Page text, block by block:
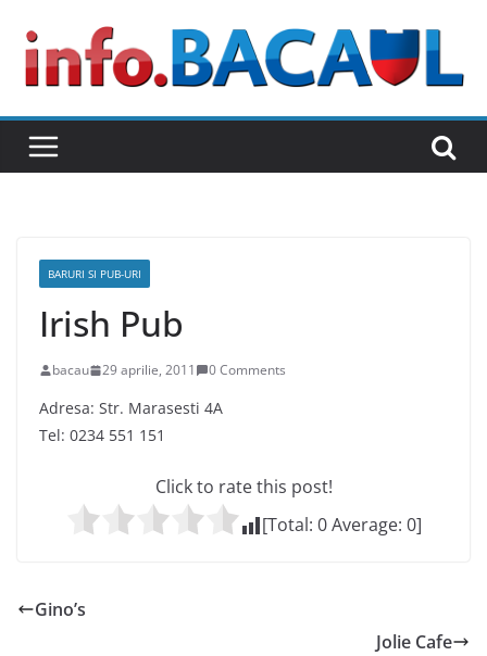
content
BARURI SI PUB-URI
Irish Pub
bacau 29 aprilie, 2011 0 Comments
Adresa: Str. Marasesti 4A
Tel: 0234 551 151
Click to rate this post!
[Total: 0Average: 0]
Gino’s
Jolie Cafe